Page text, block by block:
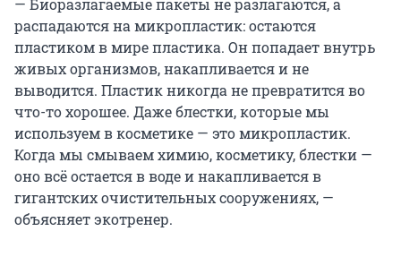
распадаются на микропластик: остаются
пластиком в мире пластика. Он попадает внутрь
живых организмов, накапливается и не
выводится. Пластик никогда не превратится во
что-то хорошее. Даже блестки, которые мы
используем в косметике — это микропластик.
Когда мы смываем химию, косметику, блестки —
оно всё остается в воде и накапливается в
гигантских очистительных сооружениях, —
объясняет экотренер.